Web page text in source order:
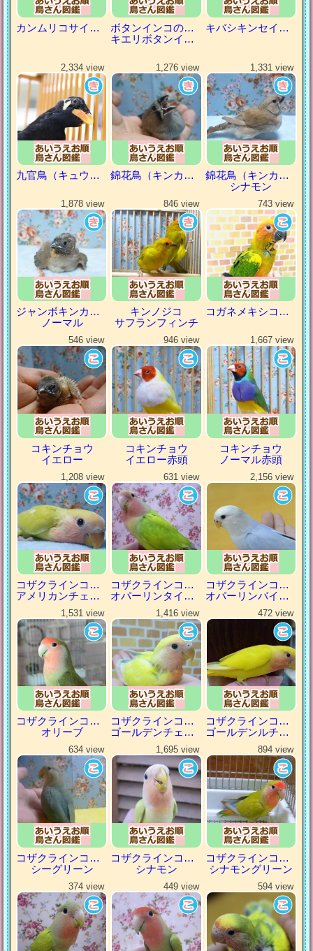
カンムリコサイチョウ
ボタンインコの仲間
キエリボタンインコ
キバシキンセイチョウ
2,334 view
九官鳥（キュウカンチョウ）
1,276 view
錦花鳥（キンカチョウ）
1,331 view
錦花鳥（キンカチョウ）
シナモン
1,878 view
ジャンボキンカチョウ
ノーマル
846 view
キンノジコ
サフランフィンチ
743 view
コガネメキシコインコ
546 view
コキンチョウ
イエロー
946 view
コキンチョウ
イエロー赤頭
1,667 view
コキンチョウ
ノーマル赤頭
1,208 view
コザクラインコ（小桜インコ）
アメリカンチェリー
631 view
コザクラインコ（小桜インコ）
オパーリンタイガー
2,156 view
コザクラインコ（小桜インコ）
オパーリンバイオレット
1,531 view
コザクラインコ（小桜インコ）
オリーブ
1,416 view
コザクラインコ（小桜インコ）
ゴールデンチェリー
472 view
コザクラインコ（小桜インコ）
ゴールデンルチノー
634 view
コザクラインコ（小桜インコ）
シーグリーン
1,695 view
コザクラインコ（小桜インコ）
シナモン
894 view
コザクラインコ（小桜インコ）
シナモングリーン
374 view 449 view 594 view